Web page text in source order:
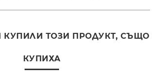
КУПИЛИ ТОЗИ ПРОДУКТ, СЪЩО
КУПИХА